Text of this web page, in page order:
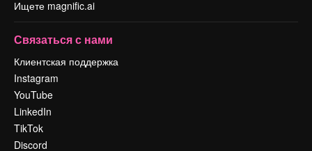
Ищете magnific.ai
Связаться с нами
Клиентская поддержка
Instagram
YouTube
LinkedIn
TikTok
Discord